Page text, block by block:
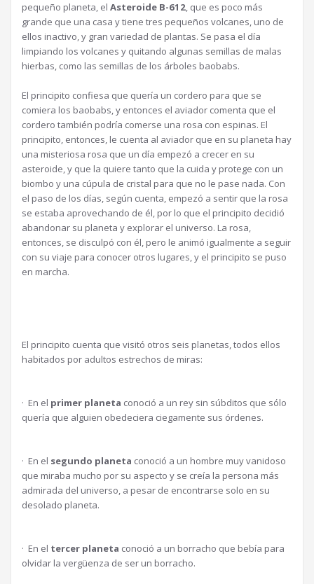
pequeño planeta, el Asteroide B-612, que es poco más
grande que una casa y tiene tres pequeños volcanes, uno de
ellos inactivo, y gran variedad de plantas. Se pasa el día
limpiando los volcanes y quitando algunas semillas de malas
hierbas, como las semillas de los árboles baobabs.
El principito confiesa que quería un cordero para que se
comiera los baobabs, y entonces el aviador comenta que el
cordero también podría comerse una rosa con espinas. El
principito, entonces, le cuenta al aviador que en su planeta hay
una misteriosa rosa que un día empezó a crecer en su
asteroide, y que la quiere tanto que la cuida y protege con un
biombo y una cúpula de cristal para que no le pase nada. Con
el paso de los días, según cuenta, empezó a sentir que la rosa
se estaba aprovechando de él, por lo que el principito decidió
abandonar su planeta y explorar el universo. La rosa,
entonces, se disculpó con él, pero le animó igualmente a seguir
con su viaje para conocer otros lugares, y el principito se puso
en marcha.
El principito cuenta que visitó otros seis planetas, todos ellos
habitados por adultos estrechos de miras:
· En el primer planeta conoció a un rey sin súbditos que sólo
quería que alguien obedeciera ciegamente sus órdenes.
· En el segundo planeta conoció a un hombre muy vanidoso
que miraba mucho por su aspecto y se creía la persona más
admirada del universo, a pesar de encontrarse solo en su
desolado planeta.
· En el tercer planeta conoció a un borracho que bebía para
olvidar la vergüenza de ser un borracho.